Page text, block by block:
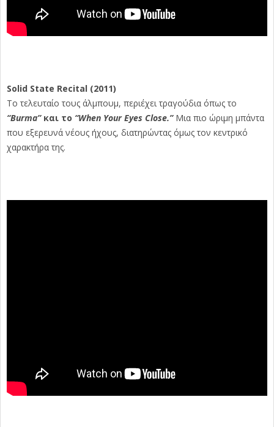
Solid State Recital (2011)
Το τελευταίο τους άλμπουμ, περιέχει τραγούδια όπως το
“Burma”και το “When Your Eyes Close.”Μια πιο ώριμη μπάντα
που εξερευνά νέους ήχους, διατηρώντας όμως τον κεντρικό
χαρακτήρα της.